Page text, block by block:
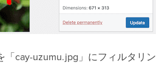
cay-uzumu.jpg」にフィルタリン